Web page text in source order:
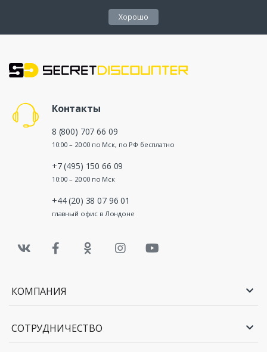
Хорошо
Контакты
8 (800) 707 66 09
10:00 – 20:00 по Мск, по РФ бесплатно
+7 (495) 150 66 09
10:00 – 20:00 по Мск
+44 (20) 38 07 96 01
главный офис в Лондоне
КОМПАНИЯ
СОТРУДНИЧЕСТВО